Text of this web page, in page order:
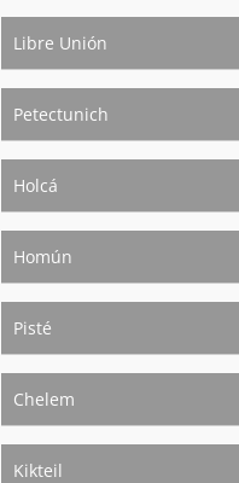
Libre Unión
Petectunich
Holcá
Homún
Pisté
Chelem
Kikteil